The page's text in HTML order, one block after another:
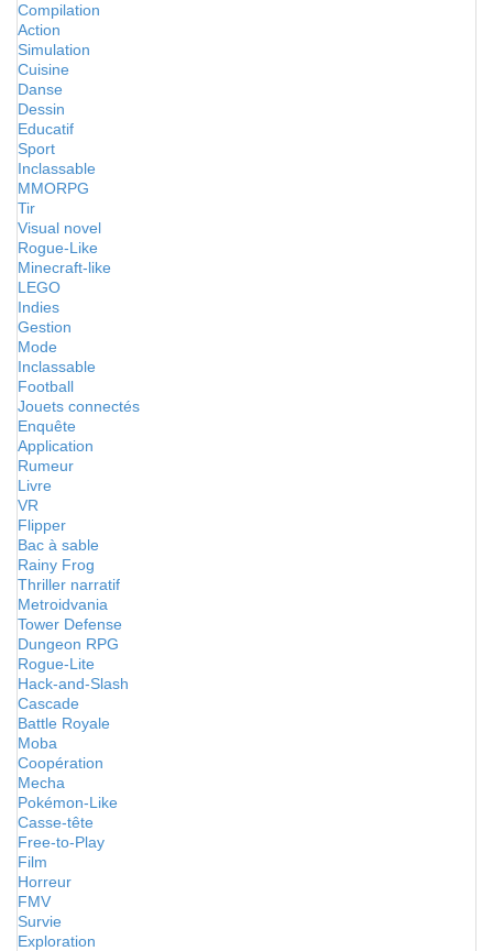
Compilation
Action
Simulation
Cuisine
Danse
Dessin
Educatif
Sport
Inclassable
MMORPG
Tir
Visual novel
Rogue-Like
Minecraft-like
LEGO
Indies
Gestion
Mode
Inclassable
Football
Jouets connectés
Enquête
Application
Rumeur
Livre
VR
Flipper
Bac à sable
Rainy Frog
Thriller narratif
Metroidvania
Tower Defense
Dungeon RPG
Rogue-Lite
Hack-and-Slash
Cascade
Battle Royale
Moba
Coopération
Mecha
Pokémon-Like
Casse-tête
Free-to-Play
Film
Horreur
FMV
Survie
Exploration